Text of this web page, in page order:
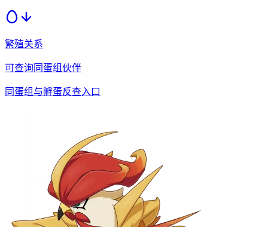
繁殖关系
可查询同蛋组伙伴
同蛋组与孵蛋反查入口